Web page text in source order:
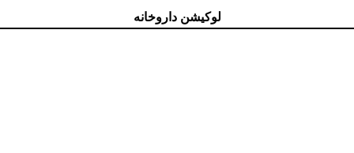
لوکیشن داروخانه